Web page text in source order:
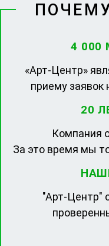
4 000
«Арт-Центр»
приему заявок
20
Компания
За это время мы
"Арт-Центр"